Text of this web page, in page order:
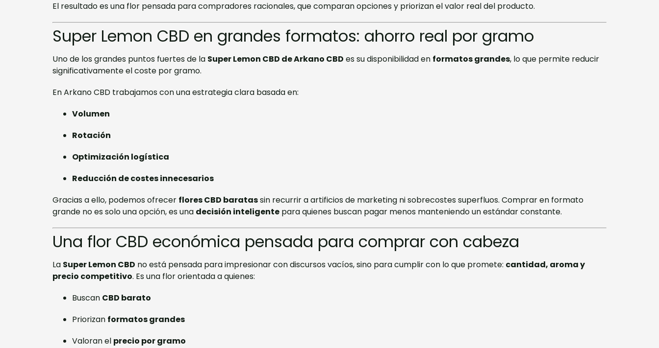
El resultado es una flor pensada para compradores racionales, que comparan opciones y priorizan el valor real del producto.
Super Lemon CBD en grandes formatos: ahorro real por gramo
Uno de los grandes puntos fuertes de la Super Lemon CBD de Arkano CBD es su disponibilidad en formatos grandes, lo que permite reducir
significativamente el coste por gramo.
En Arkano CBD trabajamos con una estrategia clara basada en:
Volumen
Rotación
Optimización logística
Reducción de costes innecesarios
Gracias a ello, podemos ofrecer flores CBD baratassin recurrir a artificios de marketing ni sobrecostes superfluos. Comprar en formato
grande no es solo una opción, es una decisión inteligente para quienes buscan pagar menos manteniendo un estándar constante.
Una flor CBD económica pensada para comprar con cabeza
La Super Lemon CBD no está pensada para impresionar con discursos vacíos, sino para cumplir con lo que promete: cantidad, aroma y
precio competitivo. Es una flor orientada a quienes:
Buscan CBD barato
Priorizan formatos grandes
Valoran el precio por gramo